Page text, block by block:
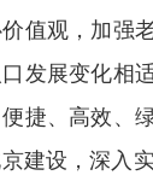
值观，加强
发展变化相
捷、高效、
建设，深入